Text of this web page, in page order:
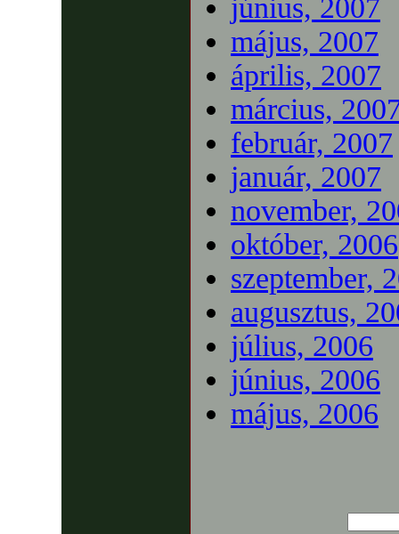
június, 2007
május, 2007
április, 2007
március,
február, 2007
január, 2007
november,
október, 2006
szeptember,
augusztus,
július, 2006
június, 2006
május, 2006